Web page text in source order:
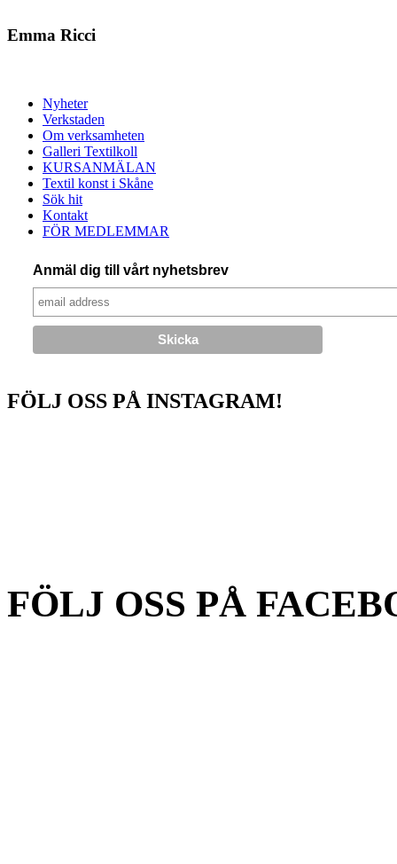
Emma Ricci
Nyheter
Verkstaden
Om verksamheten
Galleri Textilkoll
KURSANMÄLAN
Textil konst i Skåne
Sök hit
Kontakt
FÖR MEDLEMMAR
Anmäl dig till vårt nyhetsbrev
FÖLJ OSS PÅ INSTAGRAM!
FÖLJ OSS PÅ